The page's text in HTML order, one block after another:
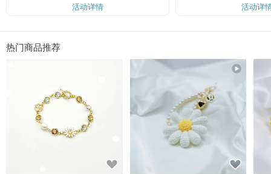
**关注设计馆、购物后留下评价都可以获得优惠券，全馆不定时有加价购、满额
**欢迎追踪我们的社区，IG"ladeesse__official"、FB"娣熙 La Déesse"，会不定
时有新品及优惠消息
活动详情 活动详
热门商品推荐